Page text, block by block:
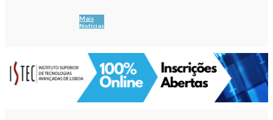
Mais
Notícias